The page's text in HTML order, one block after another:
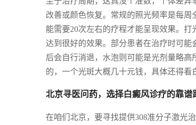
改善或颜色恢复。常规的照光频率是每
能需要20次左右的疗程才能呈现效果。
达到很好的效果。部分患者在治疗时可
后会自行消退，水泡则可能是光剂量略
的，一个光斑大概几十元钱，具体还得看
北京寻医问药，选择白癜风诊疗的靠谱
在咱们北京，要寻找提供308准分子激光